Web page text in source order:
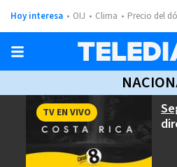
Hoy interesa OIJ Clima Precio del
TV EN VIVO